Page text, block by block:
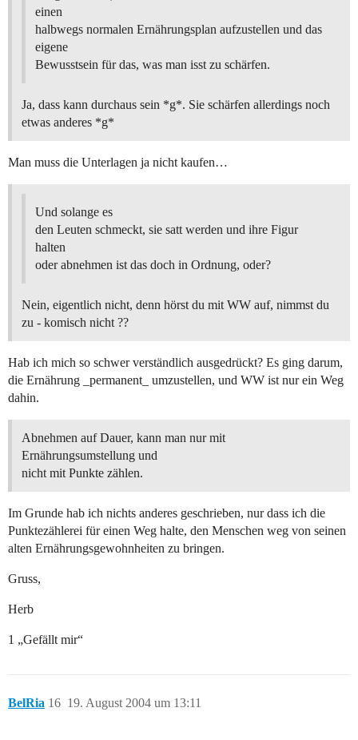
einen
halbwegs normalen Ernährungsplan aufzustellen und das
eigene
Bewusstsein für das, was man isst zu schärfen.
Ja, dass kann durchaus sein *g*. Sie schärfen allerdings noch
etwas anderes *g*
Man muss die Unterlagen ja nicht kaufen…
Und solange es
den Leuten schmeckt, sie satt werden und ihre Figur
halten
oder abnehmen ist das doch in Ordnung, oder?
Nein, eigentlich nicht, denn hörst du mit WW auf, nimmst du
zu - komisch nicht ??
Hab ich mich so schwer verständlich ausgedrückt? Es ging darum,
die Ernährung _permanent_ umzustellen, und WW ist nur ein Weg
dahin.
Abnehmen auf Dauer, kann man nur mit
Ernährungsumstellung und
nicht mit Punkte zählen.
Im Grunde hab ich nichts anderes geschrieben, nur dass ich die
Punktezählerei für einen Weg halte, den Menschen weg von seinen
alten Ernährungsgewohnheiten zu bringen.
Gruss,
Herb
1 „Gefällt mir“
BelRia 19. August 2004 um 13:11
16